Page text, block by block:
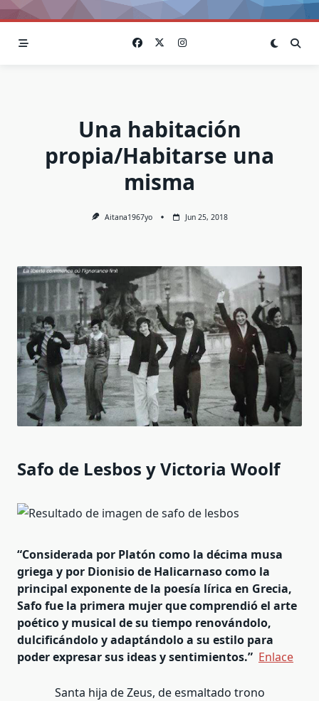
Una habitación
propia/Habitarse una
misma
Aitana1967yo Jun 25, 2018
Safo de Lesbos y Victoria Woolf
“Considerada por Platón como la décima musa
griega y por Dionisio de Halicarnaso como la
principal exponente de la poesía lírica en Grecia,
Safo fue la primera mujer que comprendió el arte
poético y musical de su tiempo renovándolo,
dulcificándolo y adaptándolo a su estilo para
poder expresar sus ideas y sentimientos.” Enlace
Santa hija de Zeus, de esmaltado trono